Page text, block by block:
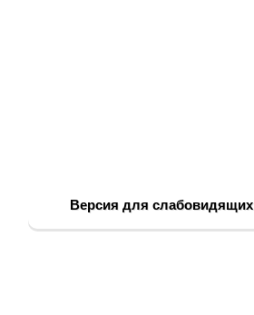
Версия для слабовидящих